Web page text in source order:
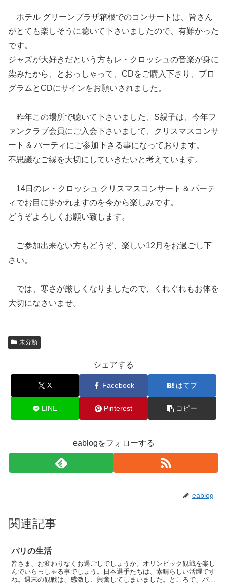
ホテル グリーンプラザ箱根でのコンサートは、皆さん
がとても楽しそうに聴いて下さいましたので、有難かった
です。
ジャズが大好きだという方もレ・クロッシュの音楽が身に
染みたから、とおっしゃって、CDをご購入下さり、プロ
グラムとCDにサインをお願いされました。
昨年この場所で聴いて下さいました、S親子は、今年フ
ァンクラブ会員にご入会下さいまして、クリスマスコンサ
ート & パーティにご参加下さる事になっております。
不思議なご縁を大切にしていきたいと考えています。
14日のレ・クロッシュ クリスマスコンサート & パーテ
ィでお目に掛かれますのを今から楽しみです。
どうぞよろしくお願い致します。
ご参加出来ない方もどうぞ、楽しい12月をお過ごし下
さい。
では、寒さが厳しくなりましたので、くれぐれもお体を
大切になさいませ。
未分類
シェアする
X Facebook はてブ
LINE Pinterest コピー
eablogをフォローする
eablog
関連記事
パリの生活
皆さま、お変わりなくお過ごしでしょうか。オリンピック観戦を楽し
んでいらっしゃる事でしょう。日本選手たちは、素晴らしい活躍です
ね。週末の観戦は、感激し、興奮してしまいました。ところで、パリ